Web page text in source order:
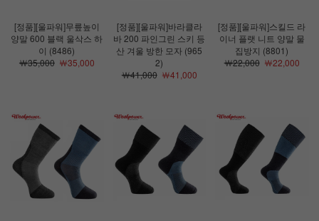
[정품][울파워]무릎높이
양말 600 블랙 울삭스 하
이 (8486)
￦35,000￦35,000
[정품][울파워]바라클라
바 200 파인그린 스키 등
산 겨울 방한 모자 (965
2)
￦41,000￦41,000
[정품][울파워]스킬드 라
이너 플랫 니트 양말 물
집방지 (8801)
￦22,000￦22,000